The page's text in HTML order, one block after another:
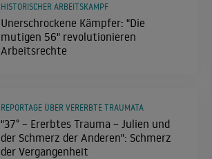
Unerschrockene Kämpfer: "Die
mutigen 56" revolutionieren
Arbeitsrechte
HISTORISCHER ARBEITSKAMPF
"37° – Ererbtes Trauma – Julien und
der Schmerz der Anderen": Schmerz
der Vergangenheit
REPORTAGE ÜBER VERERBTE TRAUMATA